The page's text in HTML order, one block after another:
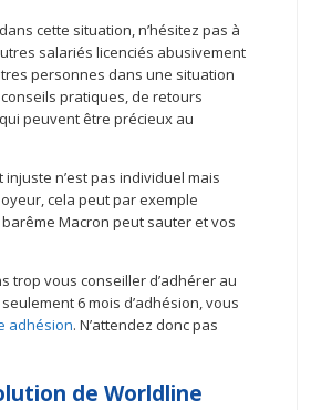
cette situation, n’hésitez pas à
salariés licenciés abusivement
personnes dans une situation
pratiques, de retours
peuvent être précieux au
n’est pas individuel mais
cela peut par exemple
Macron peut sauter et vos
trop vous conseiller d’adhérer au
6 mois d’adhésion, vous
adhésion. N’attendez donc pas
de Worldline